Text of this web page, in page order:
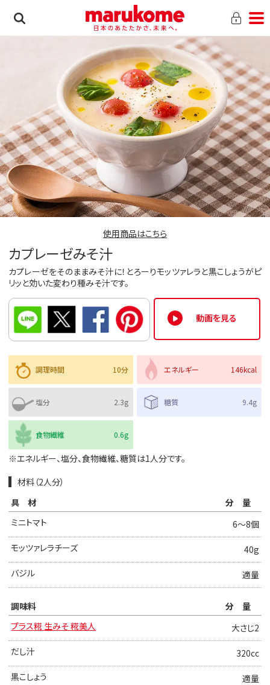
使用商品はこちら
カプレーゼみそ汁
カプレーゼをそのままみそ汁に！とろーりモッツァレラと黒こしょうがピ
リッと効いた変わり種みそ汁です。
動画を見る
調理時間 10分 エネルギー 146kcal
塩分 2.3g 糖質 9.4g
食物繊維 0.6g
※エネルギー、塩分、食物繊維、糖質は1人分です。
材料（2人分）
具材
分量
ミニトマト
6～8個
モッツァレラチーズ
40g
バジル
適量
調味料
分量
プラス糀 生みそ 糀美人
大さじ2
だし汁
320cc
黒こしょう
適量